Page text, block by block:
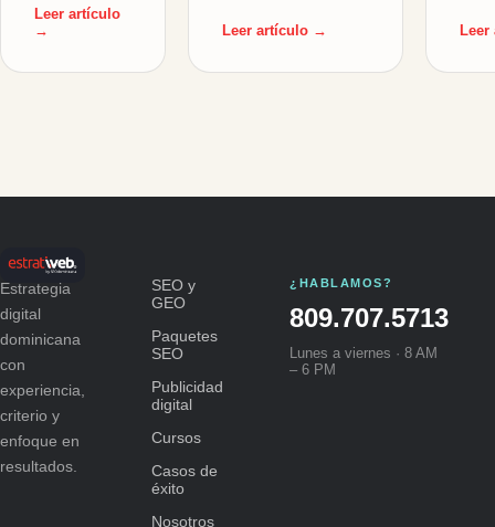
Leer artículo
→
Leer artículo →
Estrategia
digital
dominicana
con
experiencia,
criterio y
enfoque en
resultados.
SEO y
GEO
Paquetes
SEO
Publicidad
digital
Cursos
Casos de
éxito
Nosotros
¿HABLAMOS?
809.707.5713
Lunes a viernes · 8 AM
– 6 PM